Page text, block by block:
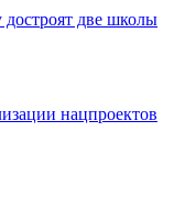
две школы
нацпроектов